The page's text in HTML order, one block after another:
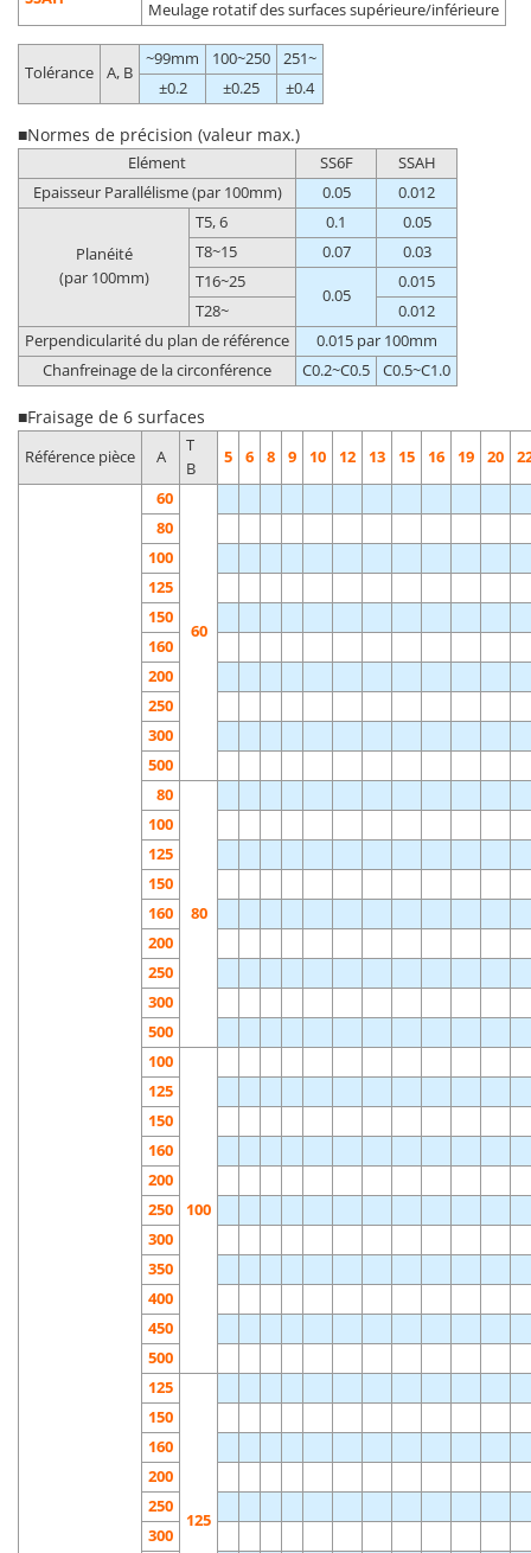
Meulage rotatif des surfaces supérieure/inférieure
Tolérance A, B
~99mm 100~250
251~
±0.2
±0.25 ±0.4
■Normes de précision (valeur max.)
Elément SS6F
SSAH
Epaisseur Parallélisme (par 100mm)
0.05 0.012
Planéité
(par 100mm)
T5, 6 0.1
0.05
T8~15
0.07
0.03
T16~25
0.05
0.015
T28~
0.012
Perpendicularité du plan de référence
0.015 par 100mm
Chanfreinage de la circonférence
C0.2~C0.5 C0.5~C1.0
■Fraisage de 6 surfaces
Référence pièce A
T
B
5 6 8 9 10 12 13 15 16 19 20
60
60
80
100
125
150
160
200
250
300
500
80
80
100
125
150
160
200
250
300
500
100
100
125
150
160
200
250
300
350
400
450
500
125
125
150
160
200
250
300